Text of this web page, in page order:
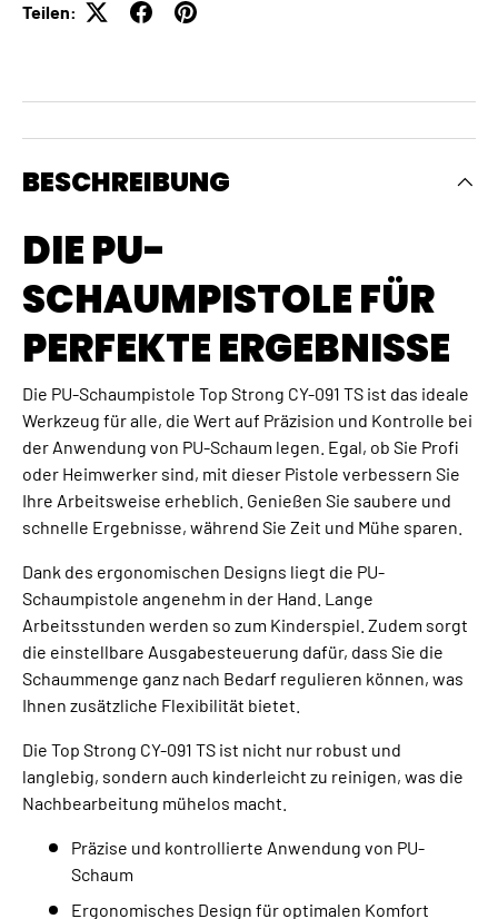
Teilen:
BESCHREIBUNG
DIE PU-
SCHAUMPISTOLE FÜR
PERFEKTE ERGEBNISSE
Die PU-Schaumpistole Top Strong CY-091 TS ist das ideale
Werkzeug für alle, die Wert auf Präzision und Kontrolle bei
der Anwendung von PU-Schaum legen. Egal, ob Sie Profi
oder Heimwerker sind, mit dieser Pistole verbessern Sie
Ihre Arbeitsweise erheblich. Genießen Sie saubere und
schnelle Ergebnisse, während Sie Zeit und Mühe sparen.
Dank des ergonomischen Designs liegt die PU-
Schaumpistole angenehm in der Hand. Lange
Arbeitsstunden werden so zum Kinderspiel. Zudem sorgt
die einstellbare Ausgabesteuerung dafür, dass Sie die
Schaummenge ganz nach Bedarf regulieren können, was
Ihnen zusätzliche Flexibilität bietet.
Die Top Strong CY-091 TS ist nicht nur robust und
langlebig, sondern auch kinderleicht zu reinigen, was die
Nachbearbeitung mühelos macht.
Präzise und kontrollierte Anwendung von PU-
Schaum
Ergonomisches Design für optimalen Komfort